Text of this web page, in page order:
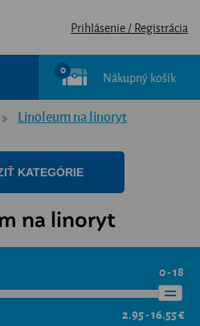
Prihlásenie / Registrácia
0 Nákupný košík
Linoleum na linoryt
KATEGÓRIE
na linoryt
0 - 18
2.95 - 16.55 €